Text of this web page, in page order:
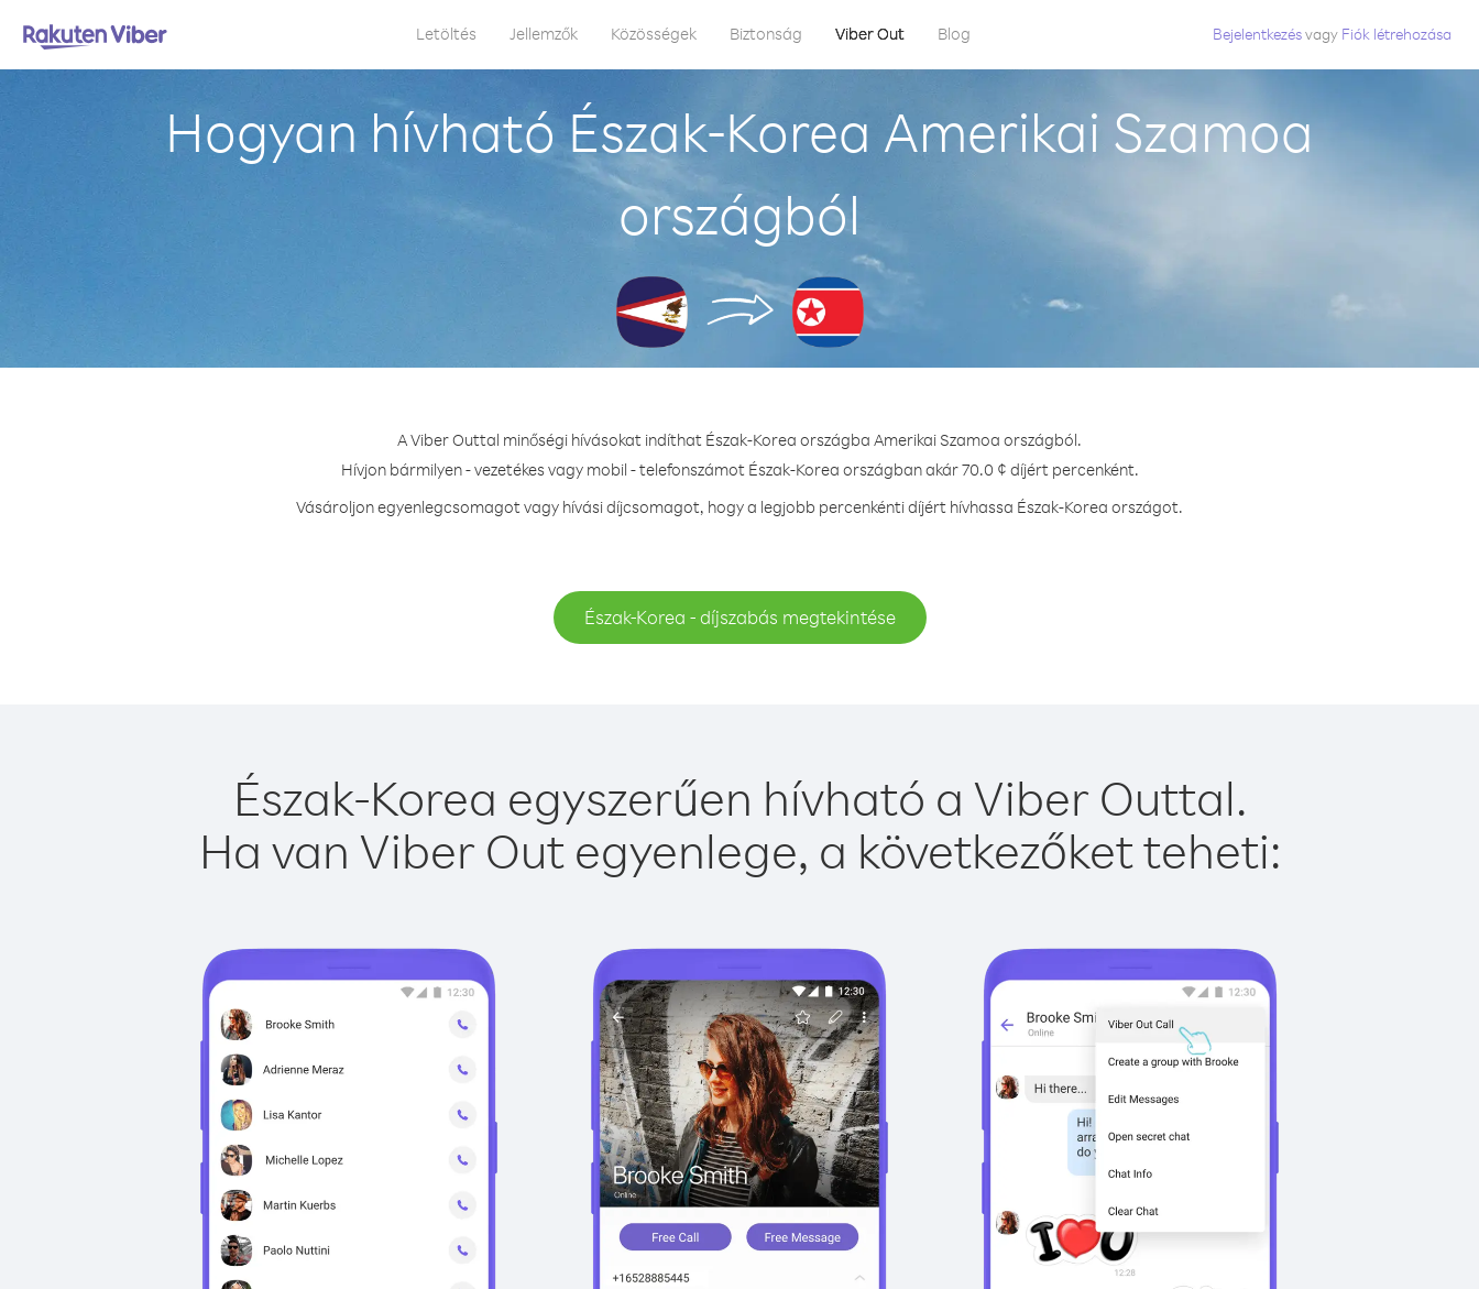
Letöltés Jellemzők Közösségek Biztonság Viber Out Blog Bejelentkezésvagy Fiók létrehozása
Hogyan hívható Észak-Korea Amerikai Szamoa
országból
A Viber Outtal minőségi hívásokat indíthat Észak-Korea országba Amerikai Szamoa országból.
Hívjon bármilyen - vezetékes vagy mobil - telefonszámot Észak-Korea országban akár 70.0 ¢ díjért percenként.
Vásároljon egyenlegcsomagot vagy hívási díjcsomagot, hogy a legjobb percenkénti díjért hívhassa Észak-Korea országot.
Észak-Korea - díjszabás megtekintése
Észak-Korea egyszerűen hívható a Viber Outtal.
Ha van Viber Out egyenlege, a következőket teheti: